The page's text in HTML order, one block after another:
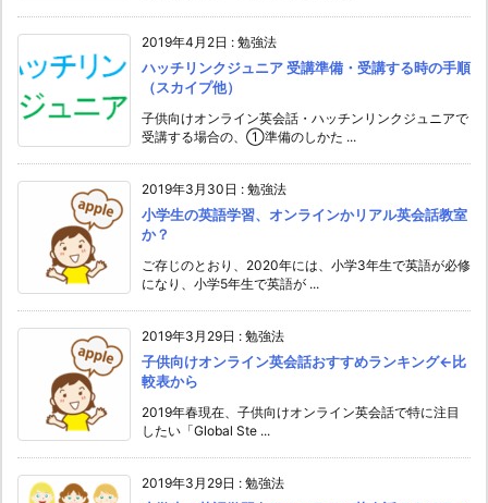
2019年4月2日 : 勉強法
ハッチリンクジュニア 受講準備・受講する時の手順
（スカイプ他）
子供向けオンライン英会話・ハッチンリンクジュニアで
受講する場合の、①準備のしかた ...
2019年3月30日 : 勉強法
小学生の英語学習、オンラインかリアル英会話教室
か？
ご存じのとおり、2020年には、小学3年生で英語が必修
になり、小学5年生で英語が ...
2019年3月29日 : 勉強法
子供向けオンライン英会話おすすめランキング←比
較表から
2019年春現在、子供向けオンライン英会話で特に注目
したい「Global Ste ...
2019年3月29日 : 勉強法